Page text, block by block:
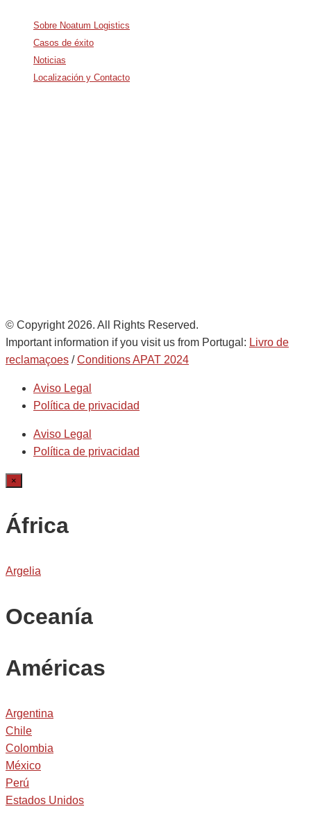
Sobre Noatum Logistics
Casos de éxito
Noticias
Localización y Contacto
© Copyright 2026. All Rights Reserved.
Important information if you visit us from Portugal: Livro de
reclamaçoes /Conditions APAT 2024
Aviso Legal
Política de privacidad
Aviso Legal
Política de privacidad
×
África
Argelia
Oceanía
Américas
Argentina
Chile
Colombia
México
Perú
Estados Unidos